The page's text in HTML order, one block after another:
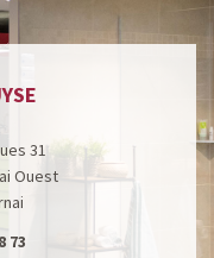
31
Ouest
73